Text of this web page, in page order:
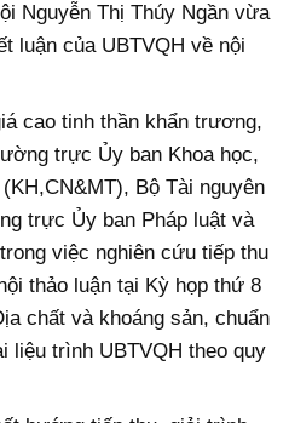
Nguyễn Thị Thúy Ngần vừa
luận của UBTVQH về nội
cao tinh thần khẩn trương,
trực Ủy ban Khoa học,
Bộ Tài nguyên
trực Ủy ban Pháp luật và
việc nghiên cứu tiếp thu
thảo luận tại Kỳ họp thứ 8
chất và khoáng sản, chuẩn
liệu trình UBTVQH theo quy